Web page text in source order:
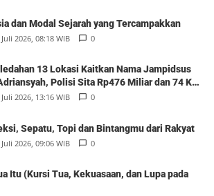
dan Modal Sejarah yang Tercampakkan
2026, 08:18 WIB 0
13 Lokasi Kaitkan Nama Jampidsus
Polisi Sita Rp476 Miliar dan 74 Kg
2026, 13:16 WIB 0
Sepatu, Topi dan Bintangmu dari Rakyat
2026, 09:06 WIB 0
Itu (Kursi Tua, Kekuasaan, dan Lupa pada